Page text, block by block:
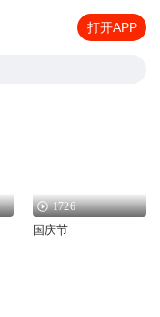
打开APP
1726
国庆节